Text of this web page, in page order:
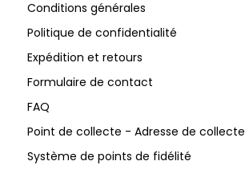
Conditions générales
Politique de confidentialité
Expédition et retours
Formulaire de contact
FAQ
Point de collecte - Adresse de collecte
Système de points de fidélité